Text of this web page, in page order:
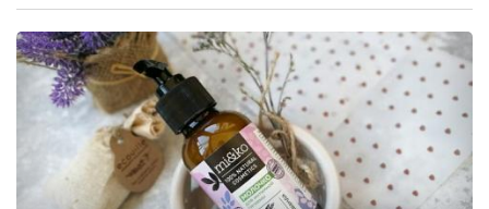
своей необычностью, ведь до этого я пользовалась
исключительно гелем. Но после недели
использования я поняла, что лучше средства и не
найти для самого сокровенного. Рассказываю
подробно. ...